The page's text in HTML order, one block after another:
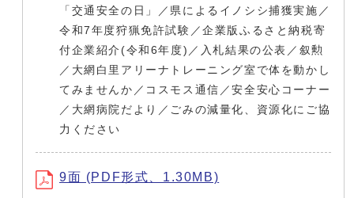
「交通安全の日」／県によるイノシシ捕獲実施／
令和7年度狩猟免許試験／企業版ふるさと納税寄
付企業紹介(令和6年度)／入札結果の公表／叙勲
／大網白里アリーナトレーニング室で体を動かし
てみませんか／コスモス通信／安全安心コーナー
／大網病院だより／ごみの減量化、資源化にご協
力ください
9面 (PDF形式、1.30MB)